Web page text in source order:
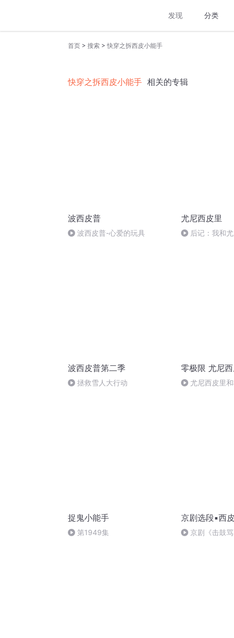
发现 分类
首页 > 搜索 > 快穿之拆西皮小能手
快穿之拆西皮小能手 相关的专辑
波西皮普
波西皮普-心爱的玩具
尤尼西皮里
后记：我和
波西皮普第二季
拯救雪人大行动
零极限 尤尼
尤尼西皮里
捉鬼小能手
第1949集
京剧选段▪西
京剧《击鼓